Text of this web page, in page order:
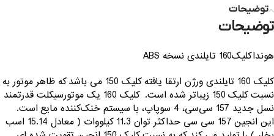
توضیحات
توضیحات
هونداکلیک160 تایلندی نسخه ABS
کلیک 160 تایلندی ورژن ارتقا یافته کلیک 150 می باشد که ظاهر موتور به
نسبت کلیک 150 زیباتر شده است. کلیک 160 یک موتورسیکلت قدرتمند
نسل جدید 157 سی‌سی، 4 سوپاپ، با سیستم خنک‌کننده مایع است.
این انجین 157 سی سی حداکثر توان 11.3 کیلووات ( معادل 15.14 اسب